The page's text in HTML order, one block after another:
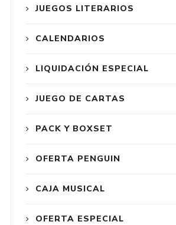
JUEGOS LITERARIOS
CALENDARIOS
LIQUIDACIÓN ESPECIAL
JUEGO DE CARTAS
PACK Y BOXSET
OFERTA PENGUIN
CAJA MUSICAL
OFERTA ESPECIAL